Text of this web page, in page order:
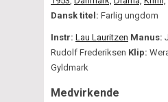
Dansk titel: Farlig ungdom
Instr: Lau Lauritzen Manus:
Rudolf Frederiksen Klip:
Gyldmark
Medvirkende